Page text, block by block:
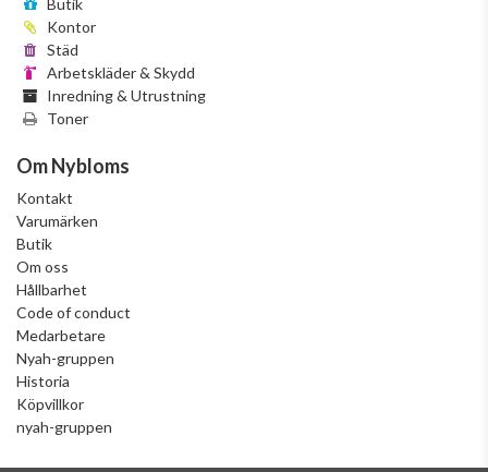
Butik
Kontor
Städ
Arbetskläder & Skydd
Inredning & Utrustning
Toner
Om Nybloms
Kontakt
Varumärken
Butik
Om oss
Hållbarhet
Code of conduct
Medarbetare
Nyah-gruppen
Historia
Köpvillkor
nyah-gruppen